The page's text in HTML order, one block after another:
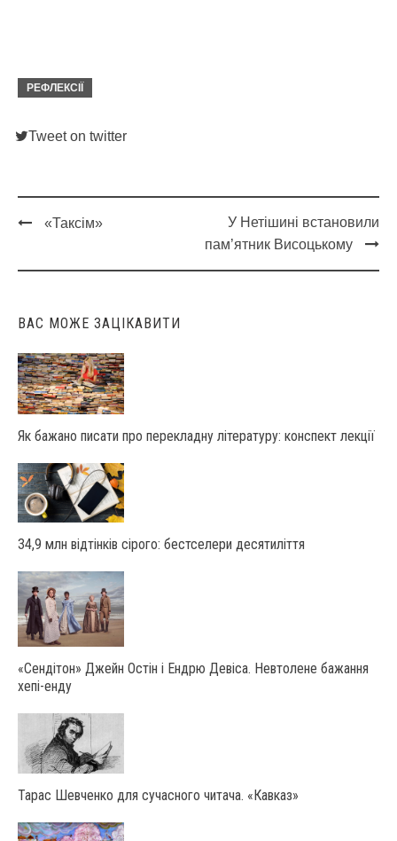
РЕФЛЕКСІЇ
Tweet on twitter
navigation
«Таксім»
У Нетішині встановили
пам’ятник Висоцькому
ВАС МОЖЕ ЗАЦІКАВИТИ
Як бажано писати про перекладну літературу: конспект лекції
34,9 млн відтінків сірого: бестселери десятиліття
«Сендітон» Джейн Остін і Ендрю Девіса. Невтолене бажання
хепі-енду
Тарас Шевченко для сучасного читача. «Кавказ»